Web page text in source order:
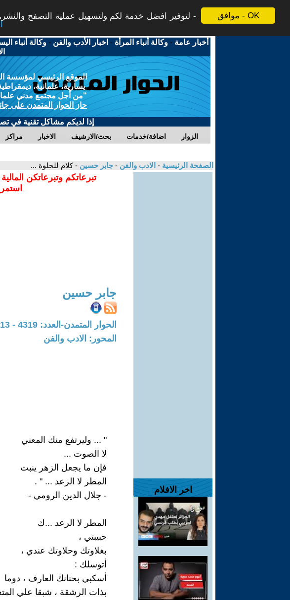
موافق - OK
لتوفير افضل خدمة لكم ولتسهيل عملية التصفح
أخبار عامة -وكالة أنباء المرأة - اخبار الأدب والفن -وكالة أنباء
الموقع الرئيسي لمؤسسة
يسارية، علمانية،
"من أجل مجتمع مدني
حاز الحوار المتمدن على
إذا لديكم مشاكل تقنية في
مراكز الاخبار بحث/الارشيف اضافة/خدمات الزوار
الصفحة الرئيسية - الادب والفن - جابر حسين - كلام للحلوة ...
اخر الافلام
تبرعاتكم وتبرعاتكن
جابر حسين
الحوار المتمدن-العدد: 4319 - 2013 / 12 / 28 - 22:23
المحور: الادب والفن
" ... وليرتفع منك المعني
لا الصوت ...
فإن ما يجعل الزهر ينبت
المطر لا الرعد ... " .
- جلال الدين الرومي -
المطر لا الرعد ...ك
حبيبتي ،
بغلاوتك وحلاوتك عندي ،
أتوسلك :
أسكبي بحنانك العارف ، دوما
بذات الرشقة ، شبقا علي